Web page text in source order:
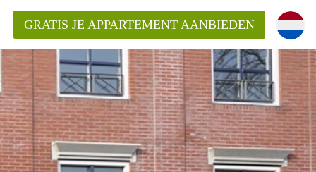
in Maastricht?
GRATIS JE APPARTEMENT AANBIEDEN